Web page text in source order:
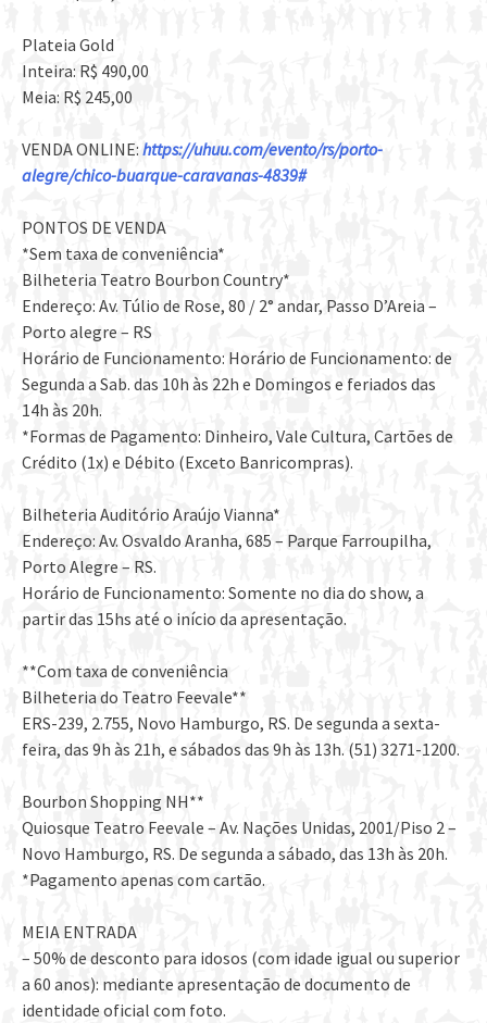
Plateia Gold
Inteira: R$ 490,00
Meia: R$ 245,00
VENDA ONLINE: https://uhuu.com/evento/rs/porto-
alegre/chico-buarque-caravanas-4839#
PONTOS DE VENDA
*Sem taxa de conveniência*
Bilheteria Teatro Bourbon Country*
Endereço: Av. Túlio de Rose, 80 / 2° andar, Passo D’Areia –
Porto alegre – RS
Horário de Funcionamento: Horário de Funcionamento: de
Segunda a Sab. das 10h às 22h e Domingos e feriados das
14h às 20h.
*Formas de Pagamento: Dinheiro, Vale Cultura, Cartões de
Crédito (1x) e Débito (Exceto Banricompras).
Bilheteria Auditório Araújo Vianna*
Endereço: Av. Osvaldo Aranha, 685 – Parque Farroupilha,
Porto Alegre – RS.
Horário de Funcionamento: Somente no dia do show, a
partir das 15hs até o início da apresentação.
**Com taxa de conveniência
Bilheteria do Teatro Feevale**
ERS-239, 2.755, Novo Hamburgo, RS. De segunda a sexta-
feira, das 9h às 21h, e sábados das 9h às 13h. (51) 3271-1200.
Bourbon Shopping NH**
Quiosque Teatro Feevale – Av. Nações Unidas, 2001/Piso 2 –
Novo Hamburgo, RS. De segunda a sábado, das 13h às 20h.
*Pagamento apenas com cartão.
MEIA ENTRADA
– 50% de desconto para idosos (com idade igual ou superior
a 60 anos): mediante apresentação de documento de
identidade oficial com foto.